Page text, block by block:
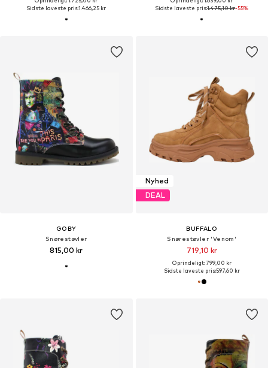
Sidste laveste pris:1.466,25 kr
Sidste laveste pris:1.475,10 kr-55%
GOBY
Snørestøvler
815,00 kr
Nyhed
DEAL
BUFFALO
Snørestøvler 'Venom'
719,10 kr
Oprindeligt: 799,00 kr
Sidste laveste pris:597,60 kr